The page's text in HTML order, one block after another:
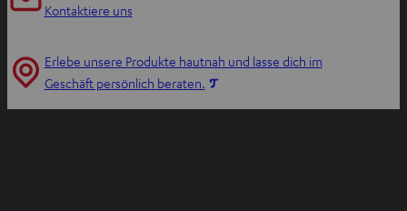
n
T
a
Kontaktiere uns
Erlebe unsere Produkte hautnah und lasse dich im
Geschäft persönlich beraten.